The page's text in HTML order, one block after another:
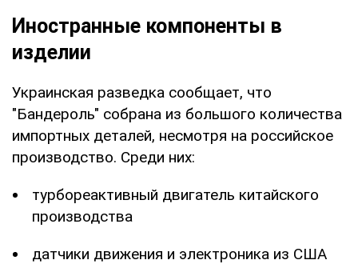
Иностранные компоненты в
изделии
Украинская разведка сообщает, что
"Бандероль" собрана из большого количества
импортных деталей, несмотря на российское
производство. Среди них:
турбореактивный двигатель китайского
производства
датчики движения и электроника из США